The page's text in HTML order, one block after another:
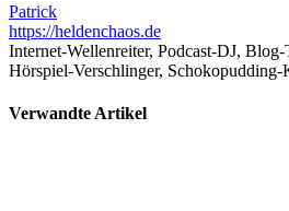
Patrick
https://heldenchaos.de
Internet-Wellenreiter, Podcast-DJ,
Hörspiel-Verschlinger, Schokopudding-
Verwandte Artikel